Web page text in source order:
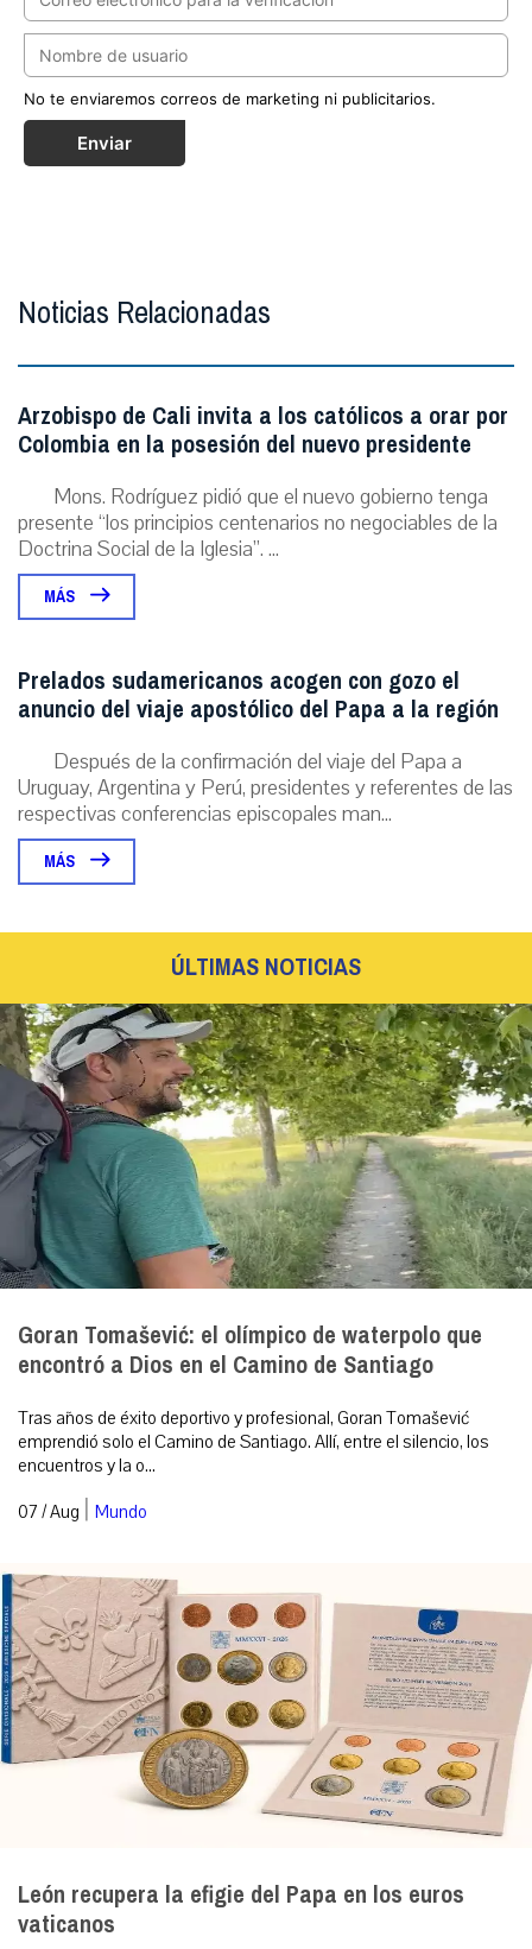
No te enviaremos correos de marketing ni publicitarios.
Enviar
Noticias Relacionadas
Arzobispo de Cali invita a los católicos a orar por
Colombia en la posesión del nuevo presidente
Mons. Rodríguez pidió que el nuevo gobierno tenga
presente “los principios centenarios no negociables de la
Doctrina Social de la Iglesia”. ...
MÁS
Prelados sudamericanos acogen con gozo el
anuncio del viaje apostólico del Papa a la región
Después de la confirmación del viaje del Papa a
Uruguay, Argentina y Perú, presidentes y referentes de las
respectivas conferencias episcopales man...
MÁS
ÚLTIMAS NOTICIAS
Goran Tomašević: el olímpico de waterpolo que
encontró a Dios en el Camino de Santiago
Tras años de éxito deportivo y profesional, Goran Tomašević
emprendió solo el Camino de Santiago. Allí, entre el silencio, los
encuentros y la o...
07 / Aug | Mundo
León recupera la efigie del Papa en los euros
vaticanos